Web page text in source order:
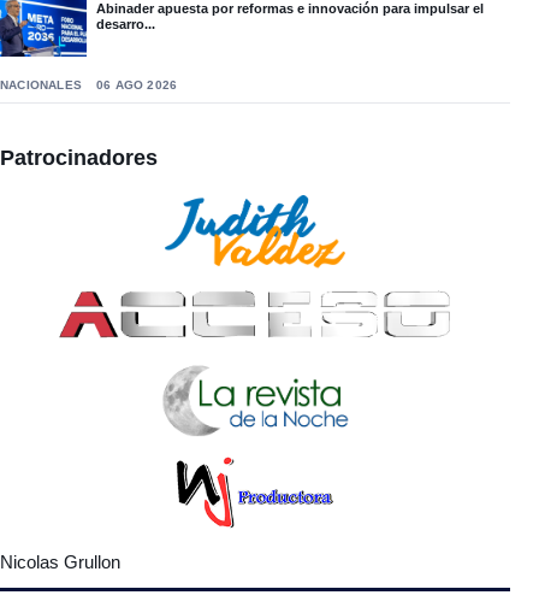
Abinader apuesta por reformas e innovación para impulsar el
desarro...
NACIONALES 06 AGO 2026
Patrocinadores
Nicolas Grullon